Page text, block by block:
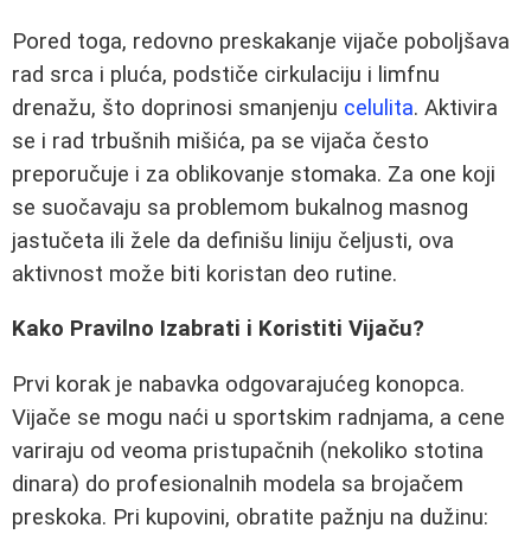
Pored toga, redovno preskakanje vijače poboljšava
rad srca i pluća, podstiče cirkulaciju i limfnu
drenažu, što doprinosi smanjenju celulita. Aktivira
se i rad trbušnih mišića, pa se vijača često
preporučuje i za oblikovanje stomaka. Za one koji
se suočavaju sa problemom bukalnog masnog
jastučeta ili žele da definišu liniju čeljusti, ova
aktivnost može biti koristan deo rutine.
Kako Pravilno Izabrati i Koristiti Vijaču?
Prvi korak je nabavka odgovarajućeg konopca.
Vijače se mogu naći u sportskim radnjama, a cene
variraju od veoma pristupačnih (nekoliko stotina
dinara) do profesionalnih modela sa brojačem
preskoka. Pri kupovini, obratite pažnju na dužinu: